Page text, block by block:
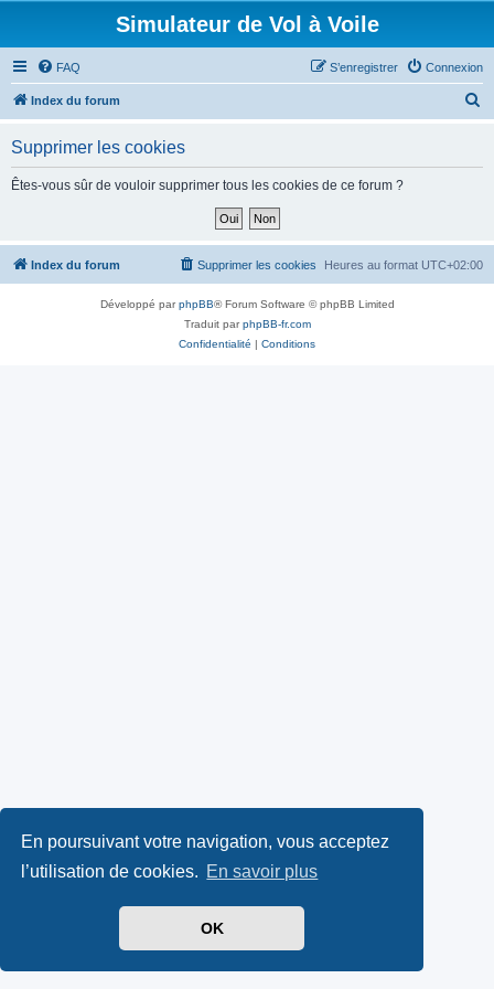
En poursuivant votre navigation, vous acceptez
l’utilisation de cookies. En savoir plus
OK
Simulateur de Vol à Voile
FAQ Connexion
S’enregistrer
Index du forum
h
Supprimer les cookies
Êtes-vous sûr de vouloir supprimer tous les cookies de ce forum ?
Index du forum Heures au format UTC+02:00
Supprimer les cookies
Développé parphpBB® Forum Software © phpBB Limited
Traduit parphpBB-fr.com
Confidentialité | Conditions